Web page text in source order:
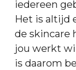
iedereen
Het is altijd
de skincare
jou werkt
is daarom